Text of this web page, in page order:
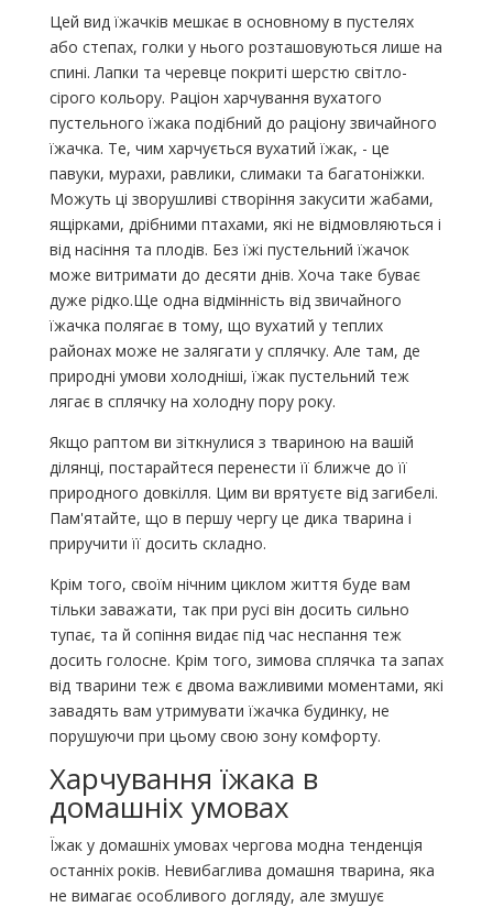
Цей вид їжачків мешкає в основному в пустелях
або степах, голки у нього розташовуються лише на
спині. Лапки та черевце покриті шерстю світло-
сірого кольору. Раціон харчування вухатого
пустельного їжака подібний до раціону звичайного
їжачка. Те, чим харчується вухатий їжак, - це
павуки, мурахи, равлики, слимаки та багатоніжки.
Можуть ці зворушливі створіння закусити жабами,
ящірками, дрібними птахами, які не відмовляються і
від насіння та плодів. Без їжі пустельний їжачок
може витримати до десяти днів. Хоча таке буває
дуже рідко.Ще одна відмінність від звичайного
їжачка полягає в тому, що вухатий у теплих
районах може не залягати у сплячку. Але там, де
природні умови холодніші, їжак пустельний теж
лягає в сплячку на холодну пору року.
Якщо раптом ви зіткнулися з твариною на вашій
ділянці, постарайтеся перенести її ближче до її
природного довкілля. Цим ви врятуєте від загибелі.
Пам'ятайте, що в першу чергу це дика тварина і
приручити її досить складно.
Крім того, своїм нічним циклом життя буде вам
тільки заважати, так при русі він досить сильно
тупає, та й сопіння видає під час неспання теж
досить голосне. Крім того, зимова сплячка та запах
від тварини теж є двома важливими моментами, які
завадять вам утримувати їжачка будинку, не
порушуючи при цьому свою зону комфорту.
Харчування їжака в
домашніх умовах
Їжак у домашніх умовах чергова модна тенденція
останніх років. Невибаглива домашня тварина, яка
не вимагає особливого догляду, але змушує